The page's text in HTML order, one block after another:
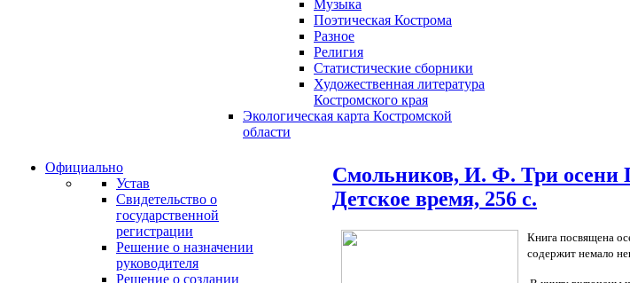
Музыка
Поэтическая Кострома
Разное
Религия
Статистические сборники
Художественная литература
Костромского края
Экологическая карта Костромской
области
Официально
Устав
Свидетельство о
государственной
регистрации
Решение о назначении
руководителя
Решение о создании
Смольников, И. Ф. Три осени
Детское время, 256 с.
Книга посвящена
содержит немало